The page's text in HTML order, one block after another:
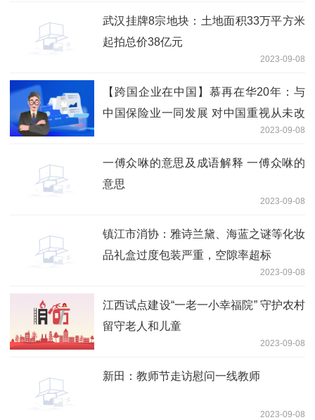
武汉挂牌8宗地块：土地面积33万平方米
起拍总价38亿元
2023-09-08
【跨国企业在中国】慕再在华20年：与
中国保险业一同发展 对中国重视从未改
2023-09-08
一傅众咻的意思及成语解释 一傅众咻的
意思
2023-09-08
镇江市消协：雅诗兰黛、海蓝之谜等化妆
品礼盒过度包装严重，空隙率超标
2023-09-08
江西试点建设“一老一小幸福院” 守护农村
留守老人和儿童
2023-09-08
新田：教师节走访慰问一线教师
2023-09-08